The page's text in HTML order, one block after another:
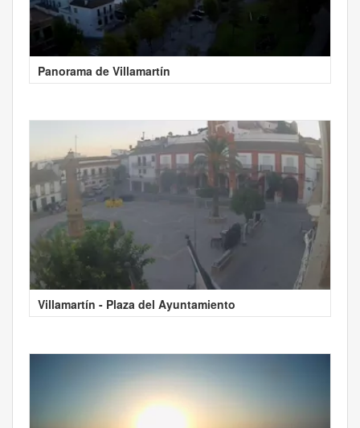
Panorama de Villamartín
Villamartín - Plaza del Ayuntamiento